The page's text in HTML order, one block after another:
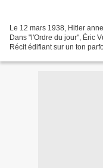
Le 12 mars 1938, Hitler
Dans "l'Ordre du jour", Éric
Récit édifiant sur un ton